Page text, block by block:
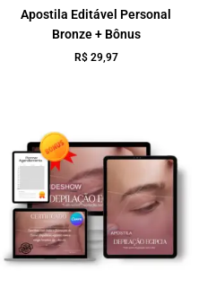
Apostila Editável Personal
Bronze + Bônus
R$29,97